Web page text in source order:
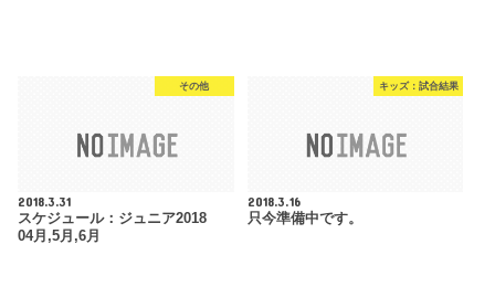
その他
2018.3.31
スケジュール：ジュニア2018
04月,5月,6月
キッズ：試合結果
2018.3.16
只今準備中です。